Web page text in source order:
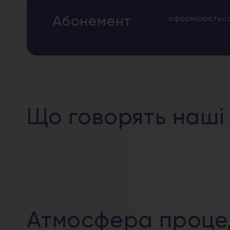
Абонемент оформлюється
Що говорять
Атмосфера